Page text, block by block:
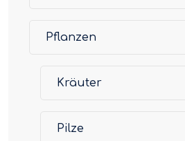
Pflanzen
Kräuter
Pilze